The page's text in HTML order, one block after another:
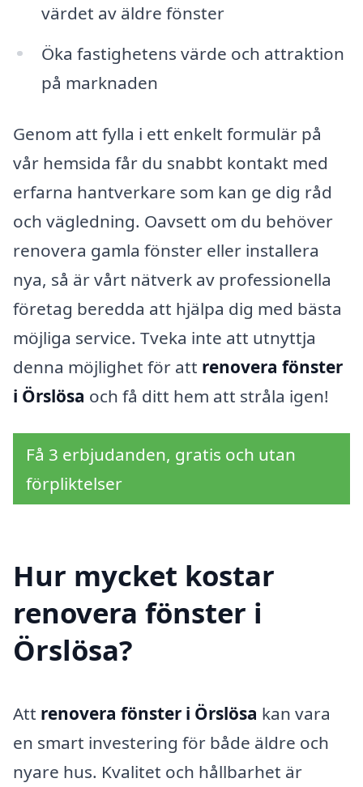
värdet av äldre fönster
Öka fastighetens värde och attraktion
på marknaden
Genom att fylla i ett enkelt formulär på
vår hemsida får du snabbt kontakt med
erfarna hantverkare som kan ge dig råd
och vägledning. Oavsett om du behöver
renovera gamla fönster eller installera
nya, så är vårt nätverk av professionella
företag beredda att hjälpa dig med bästa
möjliga service. Tveka inte att utnyttja
denna möjlighet för att renovera fönster
i Örslösa och få ditt hem att stråla igen!
Få 3 erbjudanden, gratis och utan
förpliktelser
Hur mycket kostar
renovera fönster i
Örslösa?
Att renovera fönster i Örslösa kan vara
en smart investering för både äldre och
nyare hus. Kvalitet och hållbarhet är